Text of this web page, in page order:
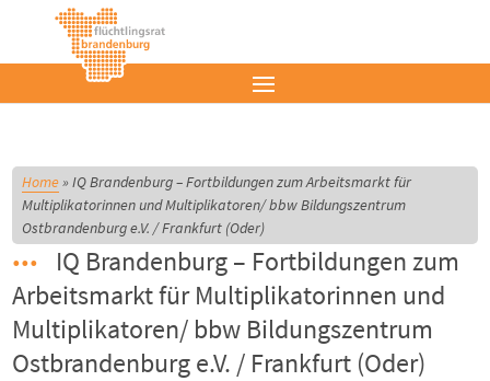
Home»IQ Brandenburg – Fortbildungen zum Arbeitsmarkt für
Multiplikatorinnen und Multiplikatoren/ bbw Bildungszentrum
Ostbrandenburg e.V. / Frankfurt (Oder)
IQ Brandenburg – Fortbildungen zum
Arbeitsmarkt für Multiplikatorinnen und
Multiplikatoren/ bbw Bildungszentrum
Ostbrandenburg e.V. / Frankfurt (Oder)